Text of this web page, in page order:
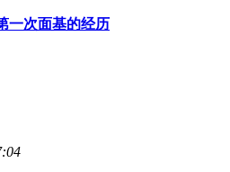
一次面基的经历